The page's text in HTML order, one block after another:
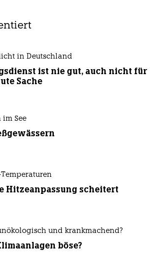
in Deutschland
ist nie gut, auch nicht für
Sache
im See
Temperaturen
Hitzeanpassung scheitert
und krankmachend?
böse?